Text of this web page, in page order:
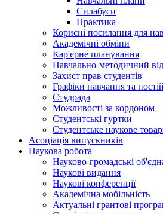
Силабуси
Практика
Корисні посилання для
Академічні обміни
Кар'єрне планування
Навчально-методичний
Захист прав студентів
Графіки навчання та
Студрада
Можливості за кордоном
Студентські гуртки
Студентське наукове
Асоціація випускників
Наукова робота
Науково-громадські
Наукові видання
Наукові конференції
Академічна мобільність
Актуальні грантові